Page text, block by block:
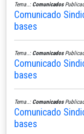
Tema..: Comunicados
Comunicado
bases
Tema..: Comunicados
Comunicado
bases
Tema..: Comunicados
Comunicado
bases